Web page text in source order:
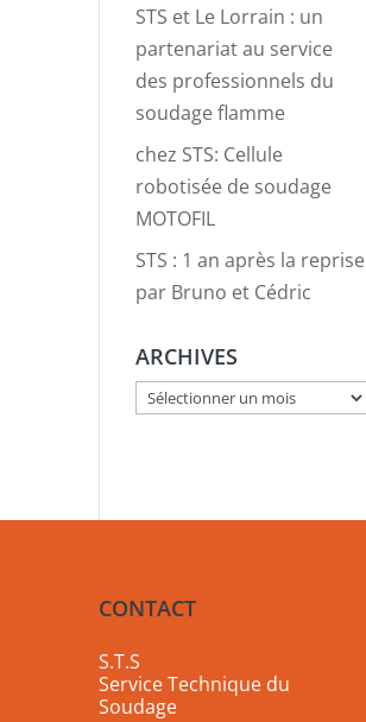
STS et Le Lorrain : un
partenariat au service
des professionnels du
soudage flamme
chez STS: Cellule
robotisée de soudage
MOTOFIL
STS : 1 an après la reprise
par Bruno et Cédric
ARCHIVES
Archives
CONTACT
S.T.S
Service Technique du
Soudage